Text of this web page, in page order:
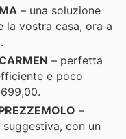
– una soluzione
la vostra casa, ora a
– perfetta
e poco
–
con un